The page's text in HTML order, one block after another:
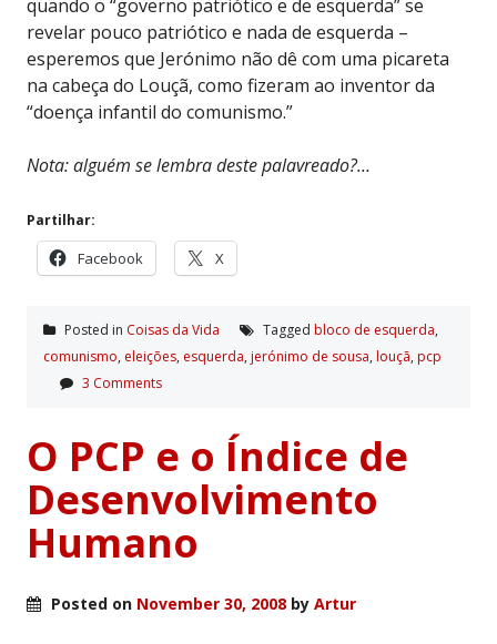
quando o “governo patriótico e de esquerda” se
revelar pouco patriótico e nada de esquerda –
esperemos que Jerónimo não dê com uma picareta
na cabeça do Louçã, como fizeram ao inventor da
“doença infantil do comunismo.”
Nota: alguém se lembra deste palavreado?…
Partilhar:
Facebook X
Posted in Coisas da Vida Tagged bloco de esquerda,
comunismo, eleições, esquerda, jerónimo de sousa, louçã, pcp
3 Comments
O PCP e o Índice de
Desenvolvimento
Humano
Posted on November 30, 2008 by Artur